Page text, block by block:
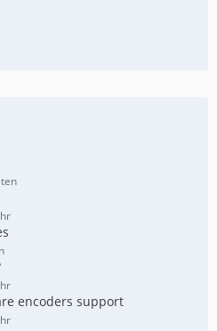
encoders support